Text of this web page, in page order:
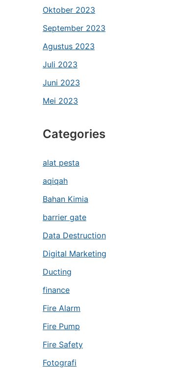
Oktober 2023
September 2023
Agustus 2023
Juli 2023
Juni 2023
Mei 2023
Categories
alat pesta
aqiqah
Bahan Kimia
barrier gate
Data Destruction
Digital Marketing
Ducting
finance
Fire Alarm
Fire Pump
Fire Safety
Fotografi